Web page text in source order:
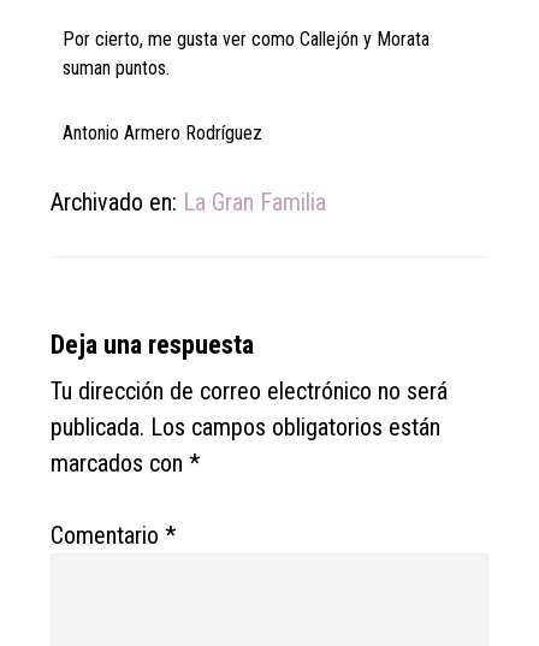
Por cierto, me gusta ver como Callejón y Morata
suman puntos.
Antonio Armero Rodríguez
Archivado en: La Gran Familia
Reader
Interactions
Deja una respuesta
Tu dirección de correo electrónico no será
publicada. Los campos obligatorios están
marcados con*
Comentario*